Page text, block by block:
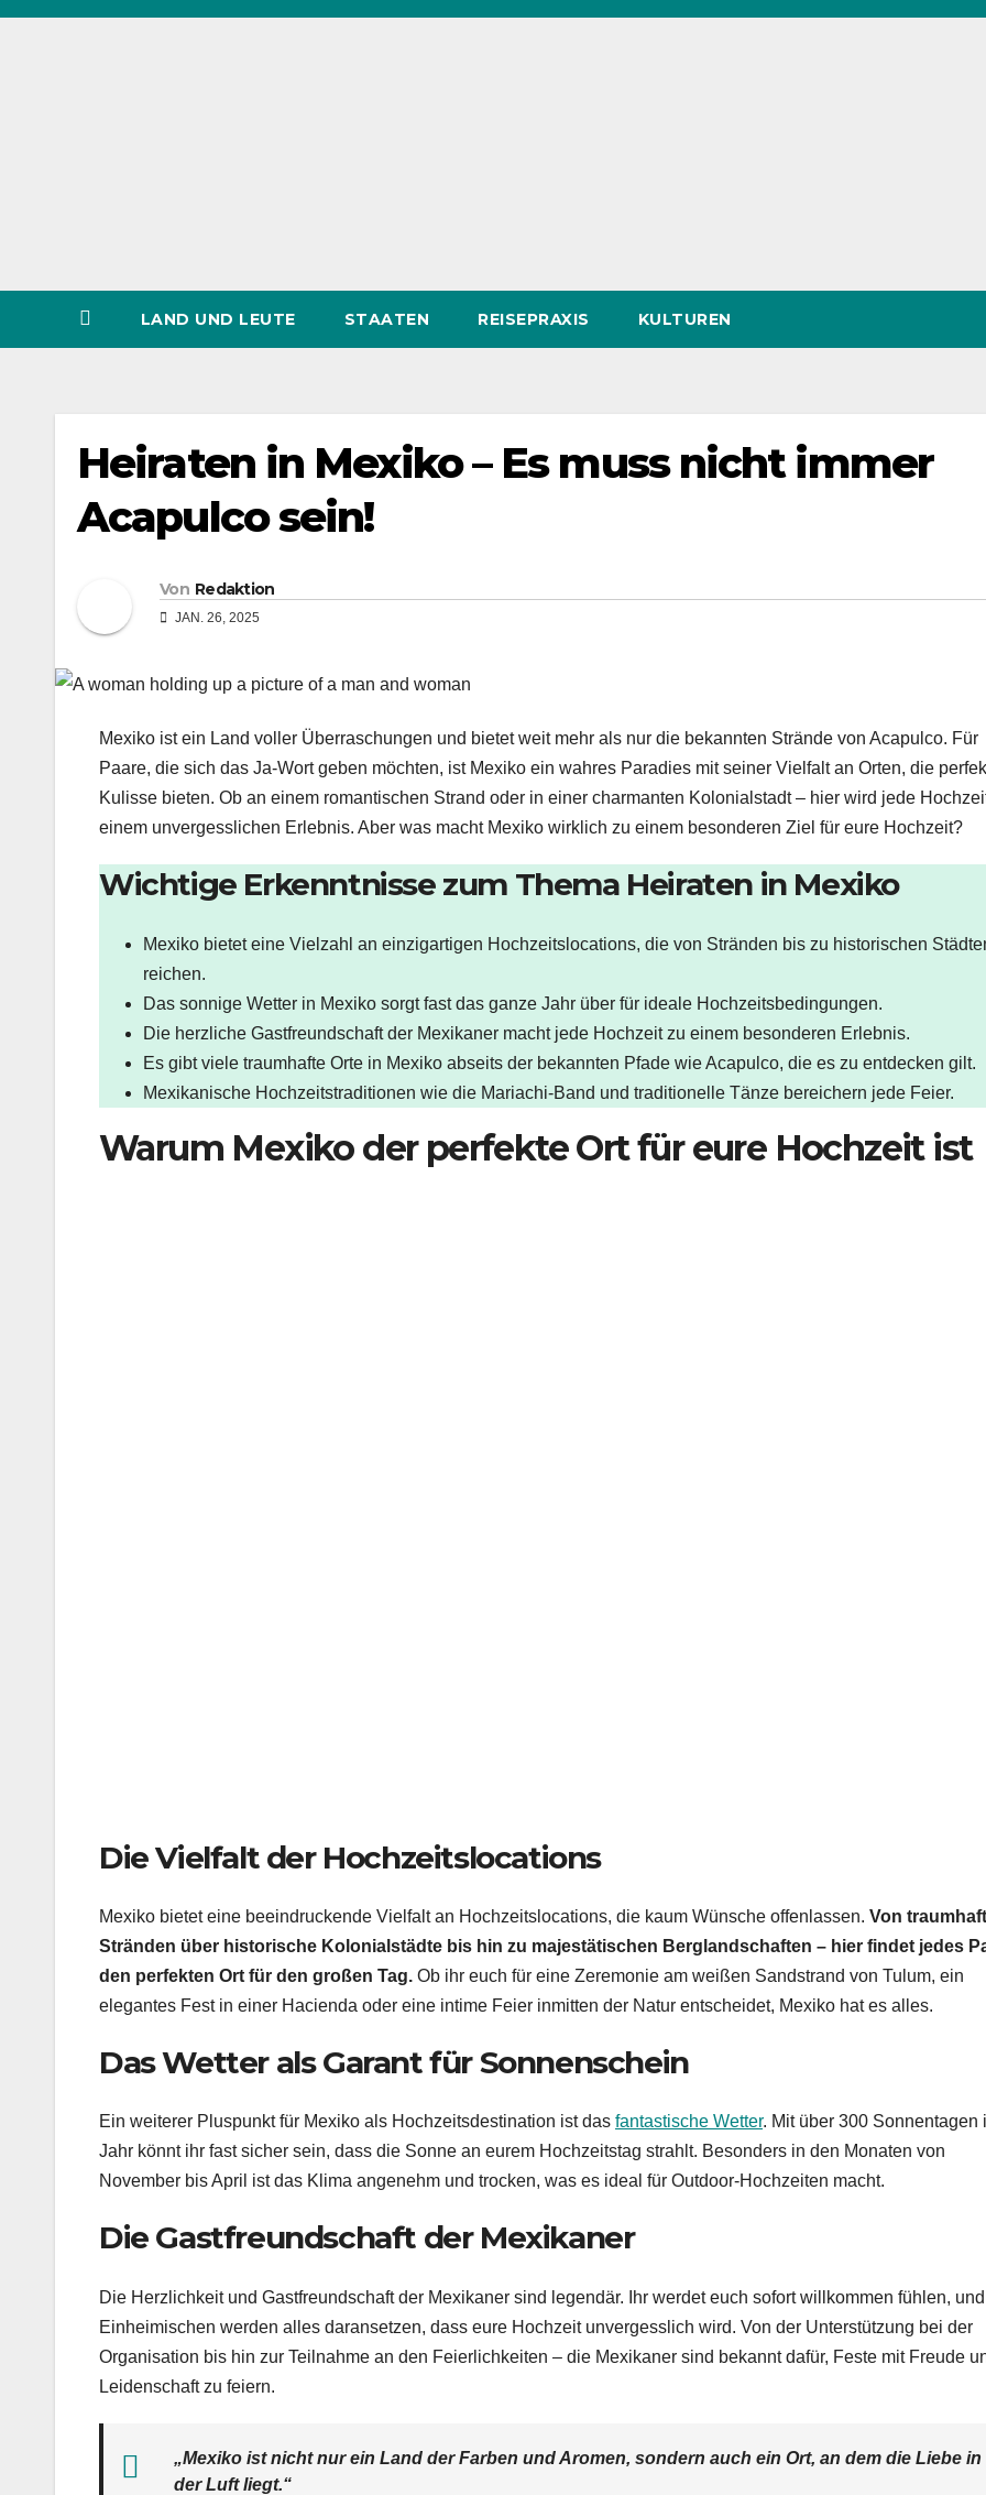
Zum
LAND UND LEUTE STAATEN REISEPRAXIS KULTUREN
Heiraten in Mexiko – Es muss nicht immer
Acapulco sein!
Von Redaktion
JAN. 26, 2025
Mexiko ist ein Land voller Überraschungen und bietet weit mehr als nur die bekannten Strände von Acapulco. Für
Paare, die sich das Ja-Wort geben möchten, ist Mexiko ein wahres Paradies mit seiner Vielfalt an Orten, die
Kulisse bieten. Ob an einem romantischen Strand oder in einer charmanten Kolonialstadt – hier wird jede
einem unvergesslichen Erlebnis. Aber was macht Mexiko wirklich zu einem besonderen Ziel für eure Hochzeit?
Wichtige Erkenntnisse zum Thema Heiraten in Mexiko
Mexiko bietet eine Vielzahl an einzigartigen Hochzeitslocations, die von Stränden bis zu historischen
reichen.
Das sonnige Wetter in Mexiko sorgt fast das ganze Jahr über für ideale Hochzeitsbedingungen.
Die herzliche Gastfreundschaft der Mexikaner macht jede Hochzeit zu einem besonderen Erlebnis.
Es gibt viele traumhafte Orte in Mexiko abseits der bekannten Pfade wie Acapulco, die es zu entdecken gilt.
Mexikanische Hochzeitstraditionen wie die Mariachi-Band und traditionelle Tänze bereichern jede Feier.
Warum Mexiko der perfekte Ort für eure Hochzeit ist
Die Vielfalt der Hochzeitslocations
Mexiko bietet eine beeindruckende Vielfalt an Hochzeitslocations, die kaum Wünsche offenlassen. Von
Stränden über historische Kolonialstädte bis hin zu majestätischen Berglandschaften – hier findet jedes
den perfekten Ort für den großen Tag. Ob ihr euch für eine Zeremonie am weißen Sandstrand von Tulum, ein
elegantes Fest in einer Hacienda oder eine intime Feier inmitten der Natur entscheidet, Mexiko hat es alles.
Das Wetter als Garant für Sonnenschein
Ein weiterer Pluspunkt für Mexiko als Hochzeitsdestination ist das fantastische Wetter. Mit über 300 Sonnentagen
Jahr könnt ihr fast sicher sein, dass die Sonne an eurem Hochzeitstag strahlt. Besonders in den Monaten von
November bis April ist das Klima angenehm und trocken, was es ideal für Outdoor-Hochzeiten macht.
Die Gastfreundschaft der Mexikaner
Die Herzlichkeit und Gastfreundschaft der Mexikaner sind legendär. Ihr werdet euch sofort willkommen fühlen,
Einheimischen werden alles daransetzen, dass eure Hochzeit unvergesslich wird. Von der Unterstützung bei der
Organisation bis hin zur Teilnahme an den Feierlichkeiten – die Mexikaner sind bekannt dafür, Feste mit Freude
Leidenschaft zu feiern.
„Mexiko ist nicht nur ein Land der Farben und Aromen, sondern auch ein Ort, an dem die Liebe in
der Luft liegt.“